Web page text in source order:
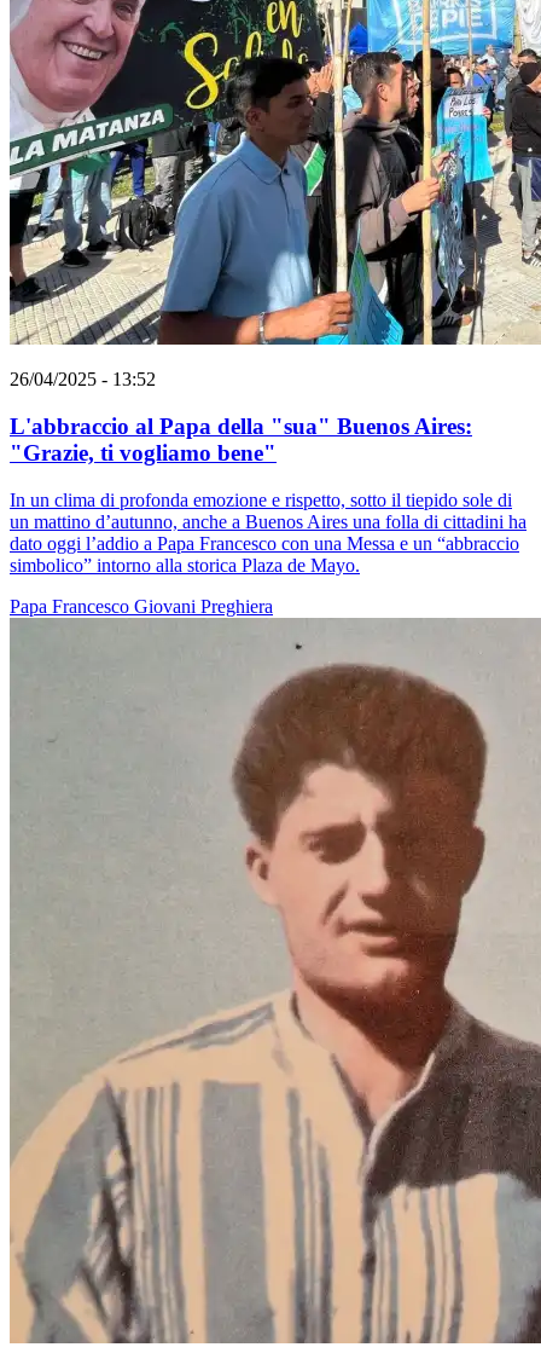
26/04/2025 - 13:52
L'abbraccio al Papa della "sua" Buenos Aires:
"Grazie, ti vogliamo bene"
In un clima di profonda emozione e rispetto, sotto il tiepido sole di
un mattino d’autunno, anche a Buenos Aires una folla di cittadini ha
dato oggi l’addio a Papa Francesco con una Messa e un “abbraccio
simbolico” intorno alla storica Plaza de Mayo.
Papa Francesco Giovani Preghiera